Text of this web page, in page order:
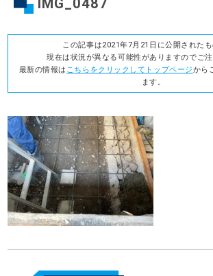
IMG_0487
この記事は2021年7月21日に公開されたも
現在は状況が異なる可能性がありますのでご注
最新の情報は こちらをクリックしてトップページから
ます。